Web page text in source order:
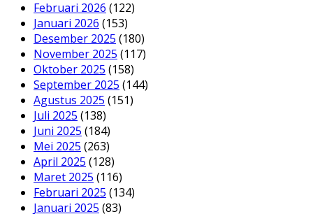
Februari 2026 (122)
Januari 2026 (153)
Desember 2025 (180)
November 2025 (117)
Oktober 2025 (158)
September 2025 (144)
Agustus 2025 (151)
Juli 2025 (138)
Juni 2025 (184)
Mei 2025 (263)
April 2025 (128)
Maret 2025 (116)
Februari 2025 (134)
Januari 2025 (83)